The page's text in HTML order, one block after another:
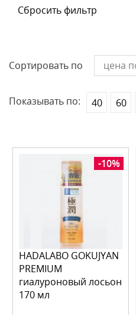
Сбросить фильтр
Сортировать по цена
Показывать по: 40 60
-10%
HADALABO GOKUJYAN
PREMIUM
гиалуроновый лосьон
170 мл